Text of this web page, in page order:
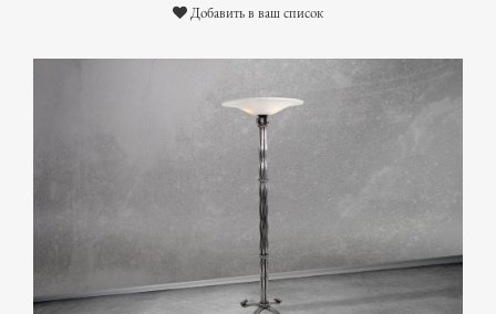
Добавить в ваш список